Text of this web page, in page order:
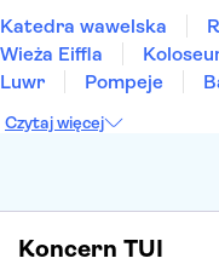
Katedra wawelska
Wieża Eiffla
Luwr
Pompeje
Etna
Wawel
Czytaj więcej
Koncern TUI